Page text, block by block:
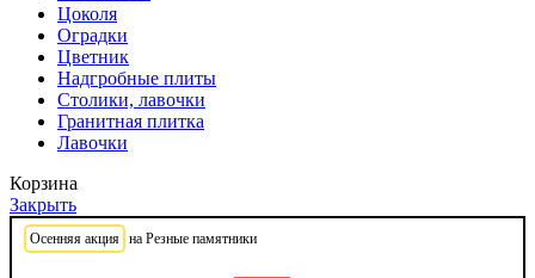
Цоколя
Оградки
Цветник
Надгробные плиты
Столики, лавочки
Гранитная плитка
Лавочки
Корзина
Закрыть
Осенняя акция на Резные памятники